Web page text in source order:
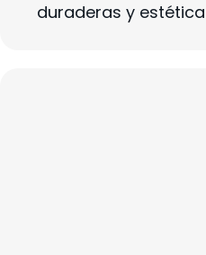
duraderas y